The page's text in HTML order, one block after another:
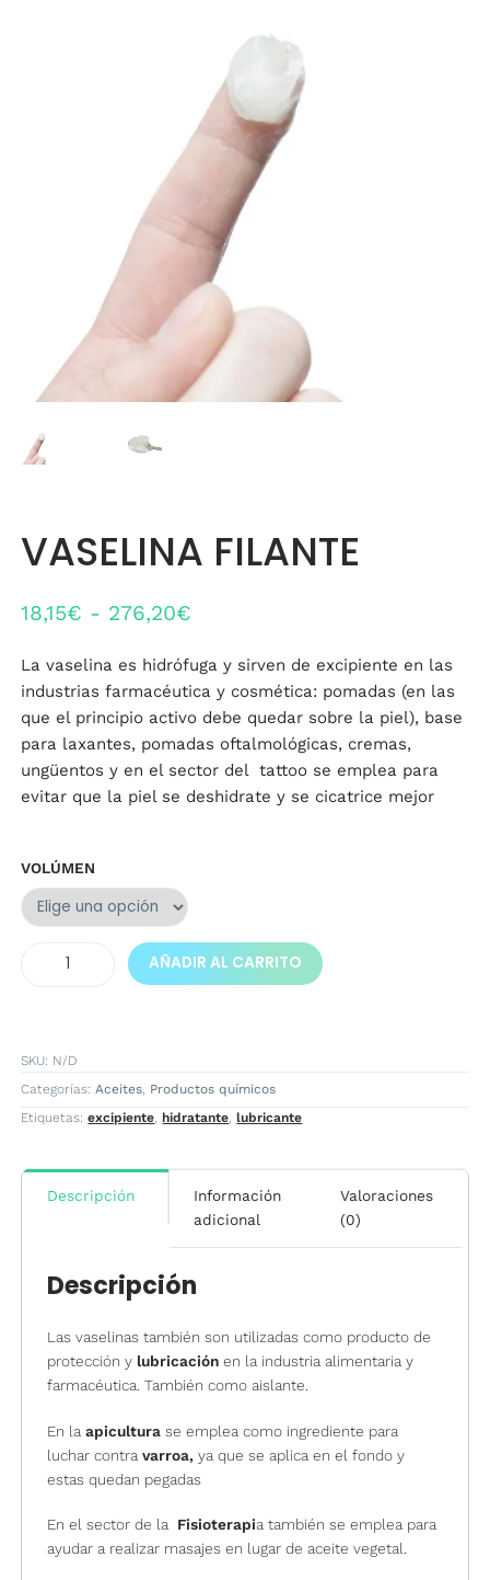
VASELINA FILANTE
18,15€ - 276,20€
precios:
desde
18,15€
hasta
La vaselina es hidrófuga y sirven de excipiente en las
industrias farmacéutica y cosmética: pomadas (en las
que el principio activo debe quedar sobre la piel), base
para laxantes, pomadas oftalmológicas, cremas,
ungüentos y en el sector del tattoo se emplea para
evitar que la piel se deshidrate y se cicatrice mejor
VOLÚMEN
VASELINA
FILANTE
AÑADIR AL CARRITO
SKU: N/D
Categorías: Aceites Productos químicos
Etiquetas:excipiente ,hidratante ,lubricante
Descripción
Información
adicional
Valoraciones
(0)
Descripción
Las vaselinas también son utilizadas como producto de
protección y lubricaciónen la industria alimentaria y
farmacéutica. También como aislante.
En la apiculturase emplea como ingrediente para
luchar contra varroa, ya que se aplica en el fondo y
estas quedan pegadas
En el sector de la Fisioterapia también se emplea para
ayudar a realizar masajes en lugar de aceite vegetal.